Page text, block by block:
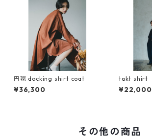
円環 docking shirt coat
¥36,300
takt shirt
¥22,000
その他の商品